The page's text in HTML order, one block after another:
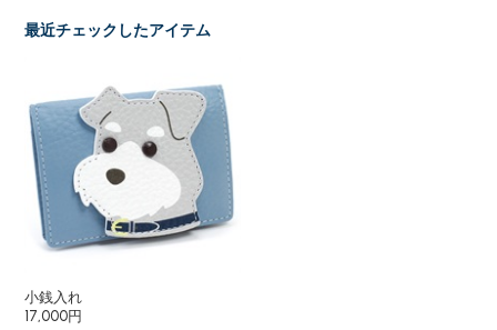
最近チェックしたアイテム
小銭入れ
17,000円